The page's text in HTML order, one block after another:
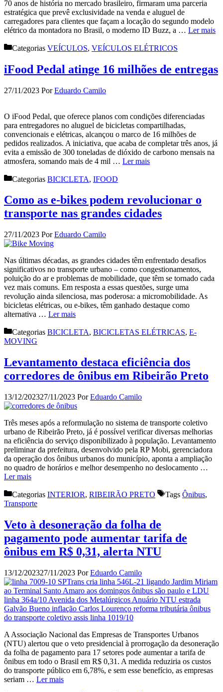
70 anos de história no mercado brasileiro, firmaram uma parceria
estratégica que prevê exclusividade na venda e aluguel de
carregadores para clientes que façam a locação do segundo modelo
elétrico da montadora no Brasil, o moderno ID Buzz, a … Ler mais
Categorias VEÍCULOS, VEÍCULOS ELÉTRICOS
iFood Pedal atinge 16 milhões de entregas
27/11/2023 PorEduardo Camilo
O iFood Pedal, que oferece planos com condições diferenciadas
para entregadores no aluguel de bicicletas compartilhadas,
convencionais e elétricas, alcançou o marco de 16 milhões de
pedidos realizados. A iniciativa, que acaba de completar três anos, já
evita a emissão de 300 toneladas de dióxido de carbono mensais na
atmosfera, somando mais de 4 mil … Ler mais
Categorias BICICLETA, IFOOD
Como as e-bikes podem revolucionar o
transporte nas grandes cidades
27/11/2023 PorEduardo Camilo
Nas últimas décadas, as grandes cidades têm enfrentado desafios
significativos no transporte urbano – como congestionamentos,
poluição do ar e problemas de mobilidade, que têm se tornado cada
vez mais comuns. Em resposta a essas questões, surge uma
revolução ainda silenciosa, mas poderosa: a micromobilidade. As
bicicletas elétricas, ou e-bikes, têm ganhado destaque como
alternativa … Ler mais
Categorias BICICLETA, BICICLETAS ELÉTRICAS, E-
MOVING
Levantamento destaca eficiência dos
corredores de ônibus em Ribeirão Preto
13/12/202327/11/2023 PorEduardo Camilo
Três meses após a reformulação no sistema de transporte coletivo
urbano de Ribeirão Preto, já é possível verificar diversas melhorias
na eficiência do serviço disponibilizado à população. Levantamento
preliminar da prefeitura, desenvolvido pela RP Mobi, gerenciadora
da operação dos ônibus urbanos do município, aponta a ampliação
no quadro de horários e melhor desempenho no deslocamento …
Ler mais
Categorias INTERIOR, RIBEIRÃO PRETO Tags Ônibus,
Transporte
Veto à desoneração da folha de
pagamento pode aumentar tarifa de
ônibus em R$ 0,31, alerta NTU
13/12/202327/11/2023 PorEduardo Camilo
A Associação Nacional das Empresas de Transportes Urbanos
(NTU) alertou que o veto presidencial à prorrogação da desoneração
da folha de pagamento para 17 setores pode aumentar a tarifa de
ônibus em todo o Brasil em R$ 0,31. A medida reduziria os custos
do transporte público em 6,78%, e sem esse benefício, as empresas
seriam … Ler mais